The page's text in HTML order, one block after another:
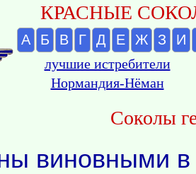
КРАСНЫЕ
А Б В Г Д Е Ж З И
лучшие истребители
Нормандия-Нёман
Соколы
виновными